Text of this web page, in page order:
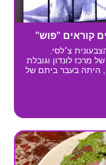
קוראים "פוש"
צ׳לסי.
מרכז לונדון וגובלת
היתה בעבר ביתם של